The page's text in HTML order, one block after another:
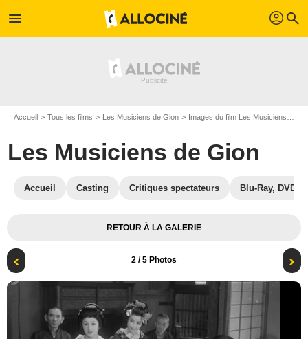
menu profil search
Accueil Tous les films Les Musiciens de Gion Images du film Les Musiciens de Gion
Les Musiciens de Gion
Accueil Casting Critiques spectateurs Blu-Ray, DVD
RETOUR À LA GALERIE
2 / 5 Photos